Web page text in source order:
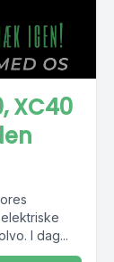
XC40
I dag...